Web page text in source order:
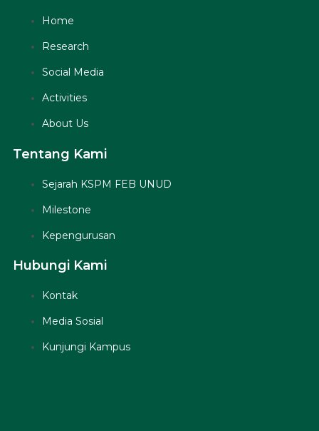
Home
Research
Social Media
Activities
About Us
Tentang Kami
Sejarah KSPM FEB UNUD
Milestone
Kepengurusan
Hubungi Kami
Kontak
Media Sosial
Kunjungi Kampus